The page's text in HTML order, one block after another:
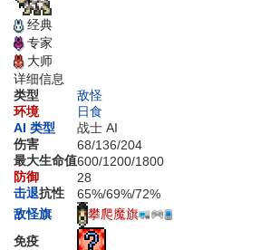
经典
专家
大师
详细信息
类型
敌怪
环境
日食
AI 类型
战士 AI
伤害
68/136/204
最大生命值600/1200/1800
防御
28
击退抗性 65%/69%/72%
敌怪旗
攀爬魔旗
免疫